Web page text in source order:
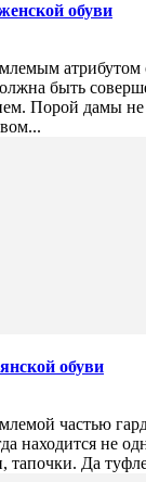
обуви
атрибутом
быть
Порой дамы
обуви
частью
находится не
тапочки. Да